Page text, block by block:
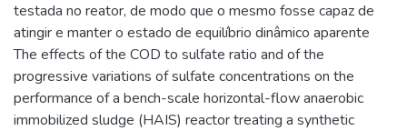
testada no reator, de modo que o mesmo fosse capaz de
atingir e manter o estado de equilíbrio dinâmico aparente
The effects of the COD to sulfate ratio and of the
progressive variations of sulfate concentrations on the
performance of a bench-scale horizontal-flow anaerobic
immobilized sludge (HAIS) reactor treating a synthetic